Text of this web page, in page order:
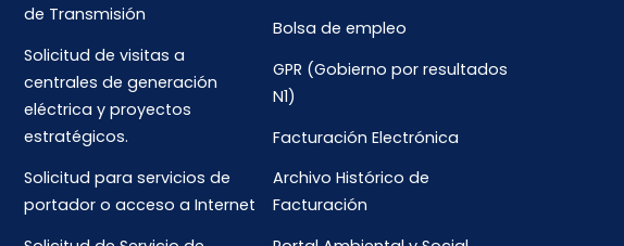
de Transmisión
Solicitud de visitas a
centrales de generación
eléctrica y proyectos
estratégicos.
Solicitud para servicios de
portador o acceso a Internet
Bolsa de empleo
GPR (Gobierno por resultados
N1)
Facturación Electrónica
Archivo Histórico de
Facturación